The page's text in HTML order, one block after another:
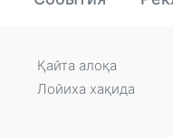
Қайта алоқа
Лойиха хақида